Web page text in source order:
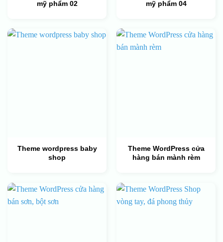
mỹ phẩm 02
mỹ phẩm 04
Theme wordpress baby
shop
Theme WordPress cửa
hàng bán mành rèm